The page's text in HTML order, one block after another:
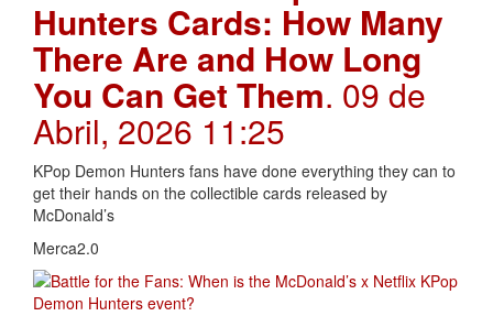
Hunters Cards: How Many
There Are and How Long
You Can Get Them. 09 de
Abril, 2026 11:25
KPop Demon Hunters fans have done everything they can to
get their hands on the collectible cards released by
McDonald’s
Merca2.0